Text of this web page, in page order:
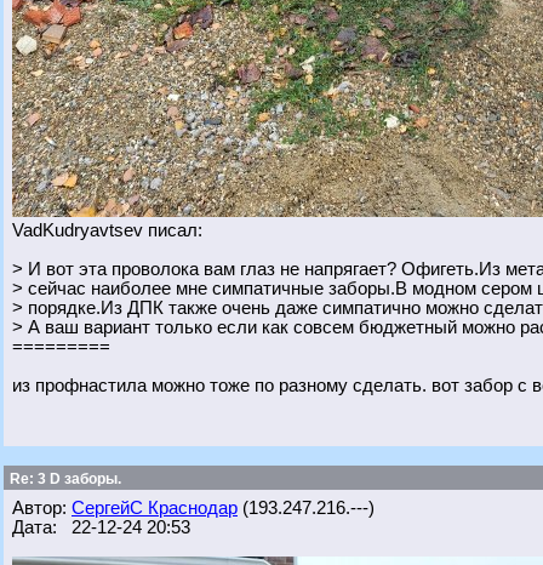
VadKudryavtsev писал:
> И вот эта проволока вам глаз не напрягает? Офигеть.Из
> сейчас наиболее мне симпатичные заборы.В модном сером
> порядке.Из ДПК также очень даже симпатично можно
> А ваш вариант только если как совсем бюджетный можно
=========
из профнастила можно тоже по разному сделать. вот забор с
Re: 3 D заборы.
Автор: СергейС Краснодар (193.247.216.---)
Дата: 22-12-24 20:53